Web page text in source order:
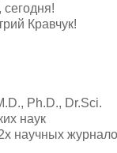
сегодня!
Кравчук!
Ph.D., Dr.Sci.
наук
научных